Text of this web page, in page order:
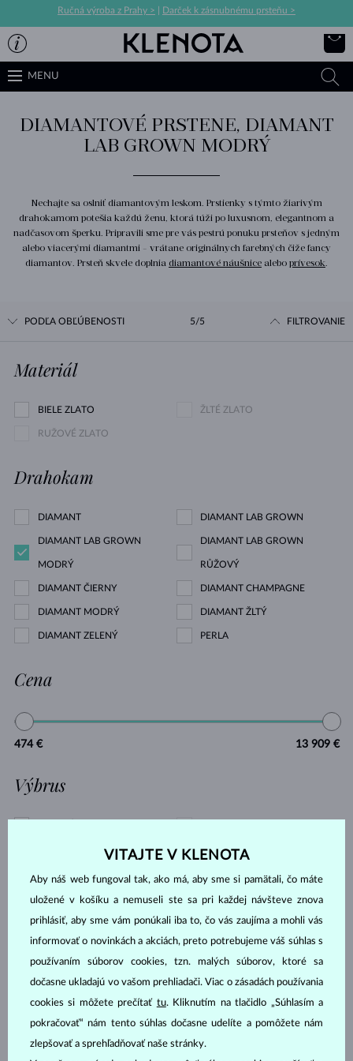
Ručná výroba z Prahy > Darček k zásnubnému prsteňu >
MENU
DIAMANTOVÉ PRSTENE, DIAMANT
LAB GROWN MODRÝ
Nechajte sa oslniť diamantovým leskom. Prstienky s týmto žiarivým
drahokamom potešia každú ženu, ktorá túži po luxusnom, elegantnom a
nadčasovom šperku. Pripravili sme pre vás pestrú ponuku prsteňov s jedným
alebo viacerými diamantmi - vrátane originálnych farebných čiže fancy
diamantov. Prsteň skvele doplnia diamantové náušnice alebo prívesok.
PODĽA OBĽÚBENOSTI 5/5 FILTROVANIE
Materiál
BIELE ZLATO ŽLTÉ ZLATO
RUŽOVÉ ZLATO
Drahokam
DIAMANT DIAMANT LAB GROWN
DIAMANT LAB GROWN
MODRÝ
DIAMANT LAB GROWN
RŮŽOVÝ
DIAMANT ČIERNY DIAMANT CHAMPAGNE
DIAMANT MODRÝ DIAMANT ŽLTÝ
DIAMANT ZELENÝ PERLA
Cena
474 € 13 909 €
Výbrus
SMARAGD
BAGETA MARKÍZA
SRDCE ASSCHER
OSEMHRAN OLD MINE
Druh perly
AKOYA
VITAJTE V KLENOTA
Aby náš web fungoval tak, ako má, aby sme si pamätali, čo máte
uložené v košíku a nemuseli ste sa pri každej návšteve znova
prihlásiť, aby sme vám ponúkali iba to, čo vás zaujíma a mohli vás
informovať o novinkách a akciách, preto potrebujeme váš súhlas s
používaním súborov cookies, tzn. malých súborov, ktoré sa
dočasne ukladajú vo vašom prehliadači. Viac o zásadách používania
cookies si môžete prečítať tu. Kliknutím na tlačidlo „Súhlasím a
pokračovať“ nám tento súhlas dočasne udelíte a pomôžete nám
zlepšovať a sprehľadňovať naše stránky.